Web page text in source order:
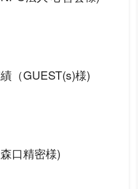
（GUEST(s)様)
口精密様)